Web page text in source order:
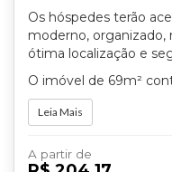
Os hóspedes terão
moderno,
ótima localização e
O imóvel de 69m²
Leia Mais
A partir de